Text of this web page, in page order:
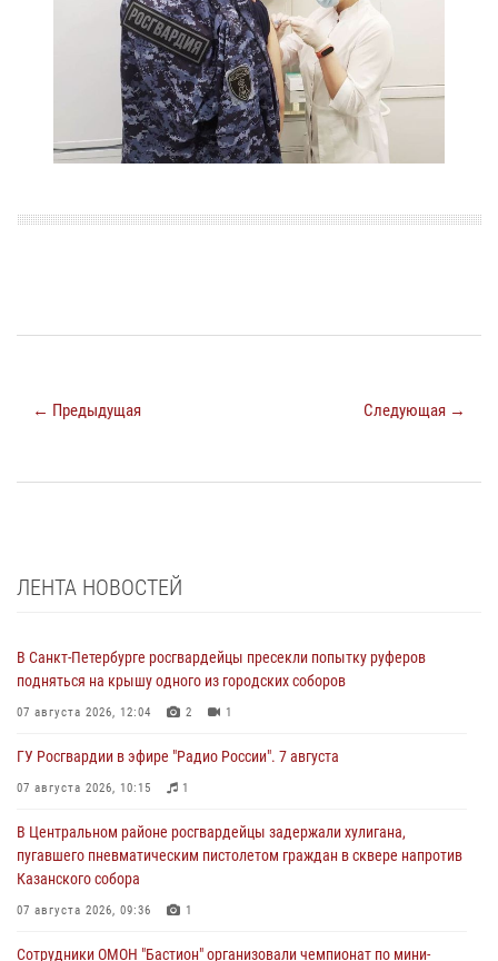
← Предыдущая Следующая →
ЛЕНТА НОВОСТЕЙ
В Санкт-Петербурге росгвардейцы пресекли попытку руферов
подняться на крышу одного из городских соборов
07 августа 2026, 12:04 2 1
ГУ Росгвардии в эфире "Радио России". 7 августа
07 августа 2026, 10:15 1
В Центральном районе росгвардейцы задержали хулигана,
пугавшего пневматическим пистолетом граждан в сквере напротив
Казанского собора
07 августа 2026, 09:36 1
Сотрудники ОМОН "Бастион" организовали чемпионат по мини-